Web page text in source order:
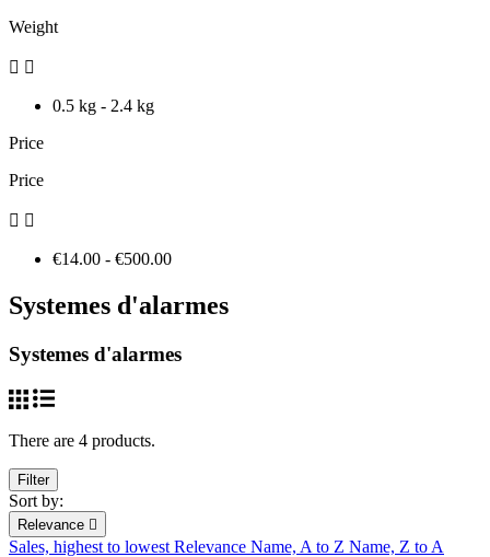
Weight
 
0.5 kg - 2.4 kg
Price
Price
 
€14.00 - €500.00
Systemes d'alarmes
Systemes d'alarmes
There are 4 products.
Filter
Sort by:
Relevance 
Sales, highest to lowest Relevance Name, A to Z Name, Z to A